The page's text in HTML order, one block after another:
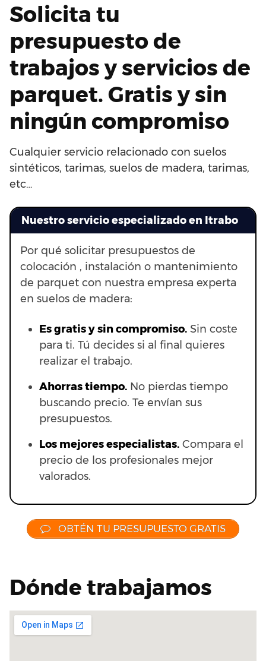
Solicita tu
presupuesto de
trabajos y servicios de
parquet. Gratis y sin
ningún compromiso
Cualquier servicio relacionado con suelos
sintéticos, tarimas, suelos de madera, tarimas,
etc…
Nuestro servicio especializado en Itrabo
Por qué solicitar presupuestos de
colocación , instalación o mantenimiento
de parquet con nuestra empresa experta
en suelos de madera:
Es gratis y sin compromiso. Sin coste
para ti. Tú decides si al final quieres
realizar el trabajo.
Ahorras tiempo. No pierdas tiempo
buscando precio. Te envían sus
presupuestos.
Los mejores especialistas. Compara el
precio de los profesionales mejor
valorados.
OBTÉN TU PRESUPUESTO GRATIS
Dónde trabajamos